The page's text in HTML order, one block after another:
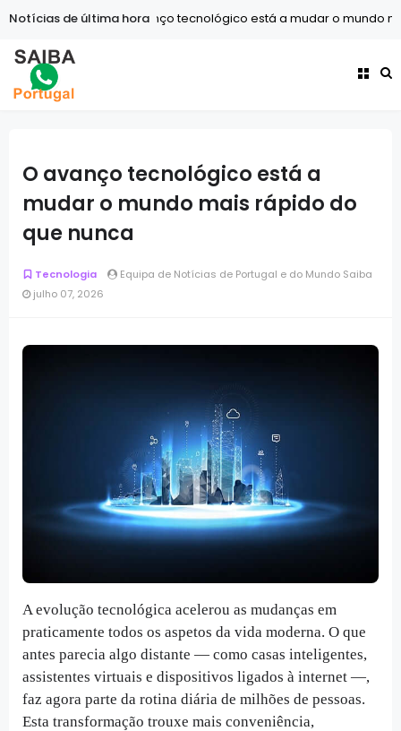
Tecnologia O avanço tecnológico está a mudar o mundo
Notícias de última hora
O avanço tecnológico está a
mudar o mundo mais rápido do
que nunca
Tecnologia
Equipa de Notícias de Portugal e do Mundo Saiba
julho 07, 2026
A evolução tecnológica acelerou as mudanças em
praticamente todos os aspetos da vida moderna. O que
antes parecia algo distante — como casas inteligentes,
assistentes virtuais e dispositivos ligados à internet —,
faz agora parte da rotina diária de milhões de pessoas.
Esta transformação trouxe mais conveniência,